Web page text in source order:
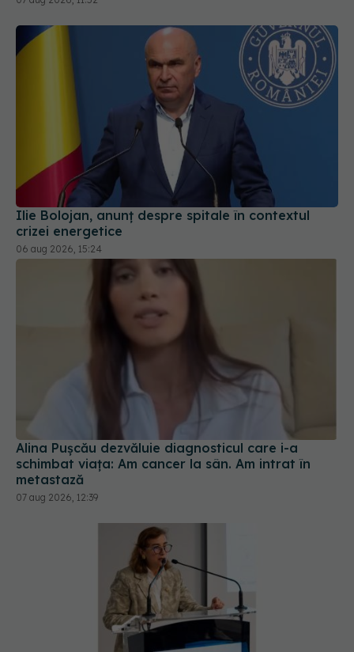
Ilie Bolojan, anunț despre spitale în contextul
crizei energetice
06 aug 2026, 15:24
Alina Pușcău dezvăluie diagnosticul care i-a
schimbat viața: Am cancer la sân. Am intrat în
metastază
07 aug 2026, 12:39